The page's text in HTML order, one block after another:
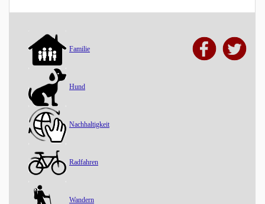
Familie
Hund
Nachhaltigkeit
Radfahren
Wandern